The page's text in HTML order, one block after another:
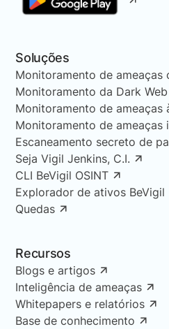
Soluções
Monitoramento de ameaças
Monitoramento da Dark Web
Monitoramento de ameaças
Monitoramento de ameaças
Escaneamento secreto de
Seja Vigil Jenkins, C.I.
CLI BeVigil OSINT
Explorador de ativos BeVigil
Quedas
Recursos
Blogs e artigos
Inteligência de ameaças
Whitepapers e relatórios
Base de conhecimento